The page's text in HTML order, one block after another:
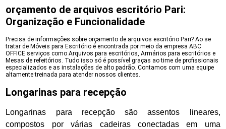
orçamento de arquivos escritório Pari:
Organização e Funcionalidade
Precisa de informações sobre orçamento de arquivos escritório Pari? Ao se
tratar de Móveis para Escritório é encontrada por meio da empresa ABC
OFFICE serviços como Arquivos para escritórios, Armários para escritórios e
Mesas de refeitórios. Tudo isso só é possível graças ao time de profissionais
especializados e as instalações de alto padrão. Contamos com uma equipe
altamente treinada para atender nossos clientes.
Longarinas para recepção
Longarinas para recepção são assentos lineares,
compostos por várias cadeiras conectadas em uma